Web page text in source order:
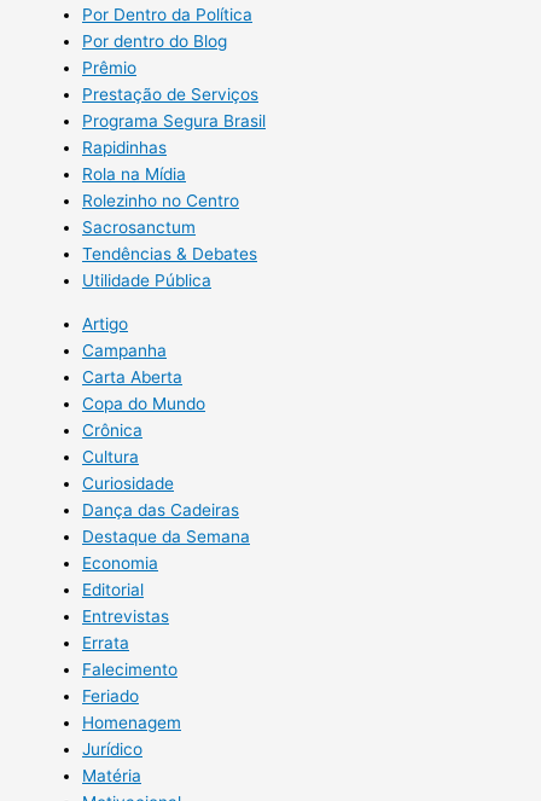
Por Dentro da Política
Por dentro do Blog
Prêmio
Prestação de Serviços
Programa Segura Brasil
Rapidinhas
Rola na Mídia
Rolezinho no Centro
Sacrosanctum
Tendências & Debates
Utilidade Pública
Artigo
Campanha
Carta Aberta
Copa do Mundo
Crônica
Cultura
Curiosidade
Dança das Cadeiras
Destaque da Semana
Economia
Editorial
Entrevistas
Errata
Falecimento
Feriado
Homenagem
Jurídico
Matéria